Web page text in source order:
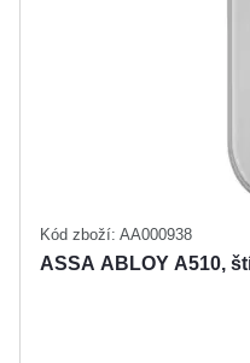
Kód zboží: AA000938
ASSA ABLOY A510,